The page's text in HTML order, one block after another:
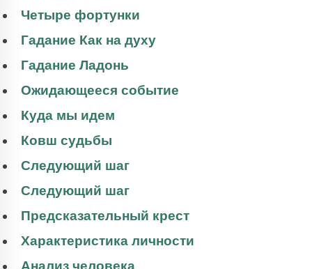
Четыре фортунки
Гадание Как на духу
Гадание Ладонь
Ожидающееся событие
Куда мы идем
Ковш судьбы
Следующий шаг
Следующий шаг
Предсказательный крест
Характеристика личности
Анализ человека